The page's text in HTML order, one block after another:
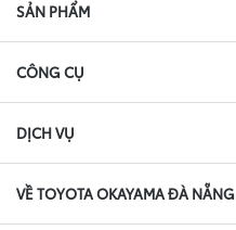
SẢN PHẨM
CÔNG CỤ
DỊCH VỤ
VỀ TOYOTA OKAYAMA ĐÀ NẴNG